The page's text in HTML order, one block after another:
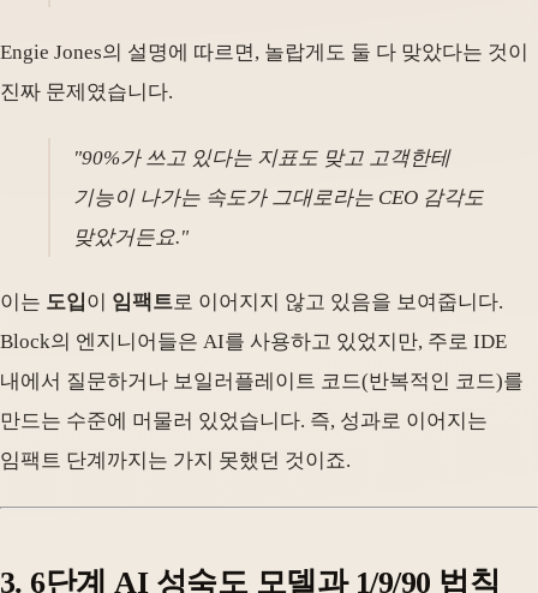
Engie Jones의 설명에 따르면, 놀랍게도 둘 다 맞았다는 것이
진짜 문제였습니다.
"90%가 쓰고 있다는 지표도 맞고 고객한테
기능이 나가는 속도가 그대로라는 CEO 감각도
맞았거든요."
이는 도입이 임팩트로 이어지지 않고 있음을 보여줍니다.
Block의 엔지니어들은 AI를 사용하고 있었지만, 주로 IDE
내에서 질문하거나 보일러플레이트 코드(반복적인 코드)를
만드는 수준에 머물러 있었습니다. 즉, 성과로 이어지는
임팩트 단계까지는 가지 못했던 것이죠.
3. 6단계 AI 성숙도 모델과 1/9/90 법칙